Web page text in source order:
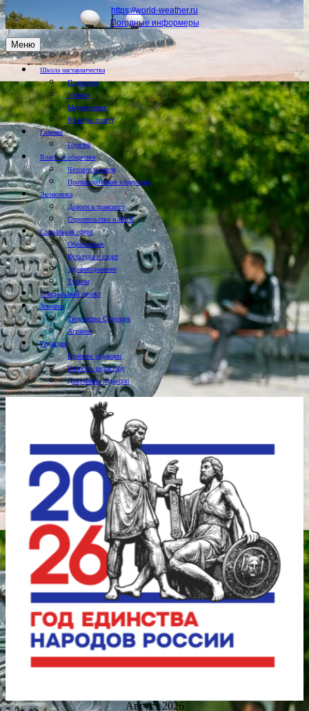
https://world-weather.ru
Погодные информеры
Меню
Школа наставничества
Подросток
Учимся
Мероприятия
Юнкоры пишут
Главная
Горячее
Власть и общество
Человек и закон
Противодействие коррупции
Экономика
Дороги и транспорт
Строительство и ЖКХ
Социальная сфера
Образование
Культура и спорт
Здравоохранение
Туризм
Специальный проект
Земляки
Творчество Сузунцев
Аграрии
Редакция
Проекты редакции
Написать редактору
Документы редакции
Август 2026